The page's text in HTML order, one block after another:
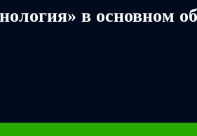
в основном